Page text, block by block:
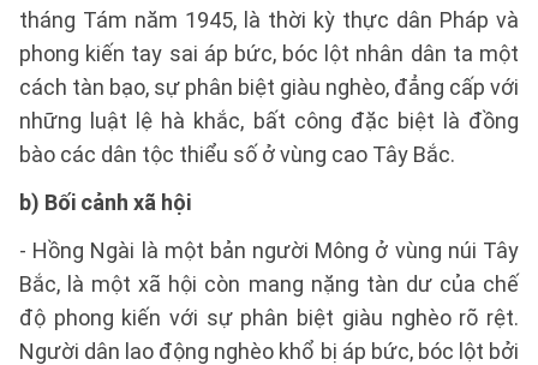
tháng Tám năm 1945, là thời kỳ thực dân Pháp và
phong kiến tay sai áp bức, bóc lột nhân dân ta một
cách tàn bạo, sự phân biệt giàu nghèo, đẳng cấp với
những luật lệ hà khắc, bất công đặc biệt là đồng
bào các dân tộc thiểu số ở vùng cao Tây Bắc.
b) Bối cảnh xã hội
- Hồng Ngài là một bản người Mông ở vùng núi Tây
Bắc, là một xã hội còn mang nặng tàn dư của chế
độ phong kiến với sự phân biệt giàu nghèo rõ rệt.
Người dân lao động nghèo khổ bị áp bức, bóc lột bởi